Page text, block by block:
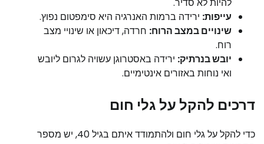
להיות לא סדיר.
עייפות: ירידה ברמות האנרגיה היא סימפטום נפוץ.
שינויים במצב הרוח: חרדה, דיכאון או שינויי מצב
רוח.
יובש בנרתיק: ירידה באסטרוגן עשויה לגרום ליובש
ואי נוחות באזורים אינטימיים.
דרכים להקל על גלי חום
כדי להקל על גלי חום ולהתמודד איתם בגיל 40, יש מספר